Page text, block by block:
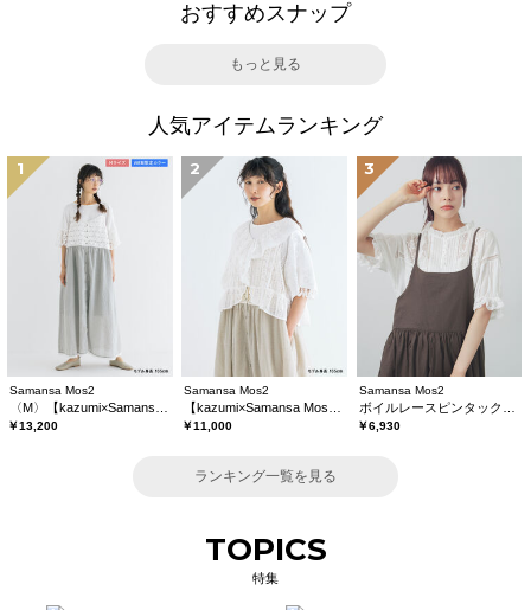
おすすめスナップ
もっと見る
人気アイテムランキング
1
Samansa Mos2
￥13,200
2
Samansa Mos2
￥11,000
3
Samansa Mos2
￥6,930
ランキング一覧を見る
TOPICS
特集